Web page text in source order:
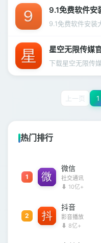
9.1免费软件安
星空无限传媒
上一页 1
热门排行
1
微信
社交通讯
⬇ 10亿+
2
抖音
影音播放
⬇ 8亿+